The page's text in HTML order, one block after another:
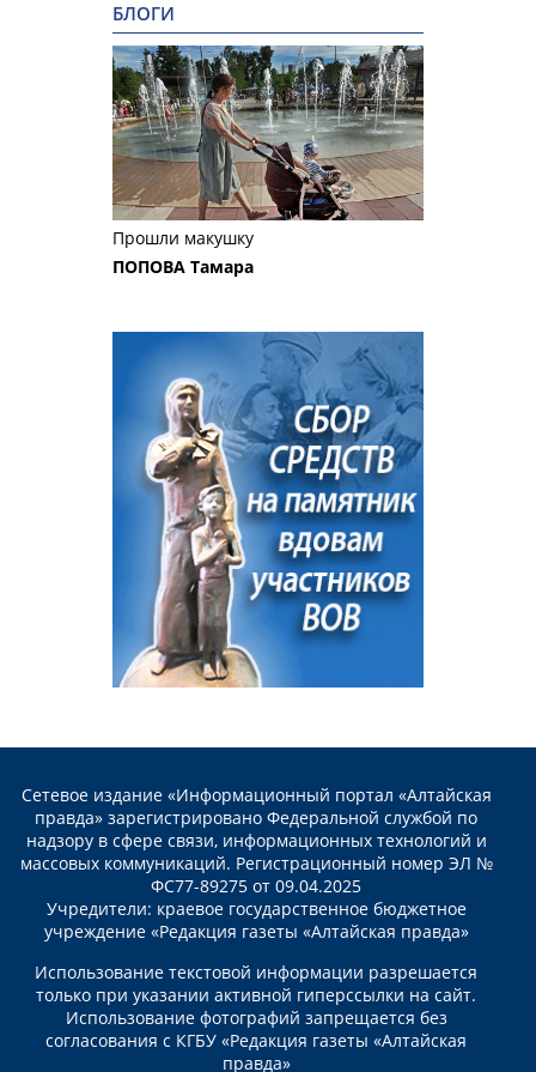
БЛОГИ
Прошли макушку
ПОПОВА Тамара
Сетевое издание «Информационный портал «Алтайская
правда» зарегистрировано Федеральной службой по
надзору в сфере связи, информационных технологий и
массовых коммуникаций. Регистрационный номер ЭЛ №
ФС77-89275 от 09.04.2025
Учредители: краевое государственное бюджетное
учреждение «Редакция газеты «Алтайская правда»
Использование текстовой информации разрешается
только при указании активной гиперссылки на сайт.
Использование фотографий запрещается без
согласования с КГБУ «Редакция газеты «Алтайская
правда»